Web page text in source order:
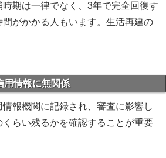
期は一律でなく、3年で完全回復す
がかかる人もいます。生活再建の
用情報に無関係
報機関に記録され、審査に影響し
くらい残るかを確認することが重要